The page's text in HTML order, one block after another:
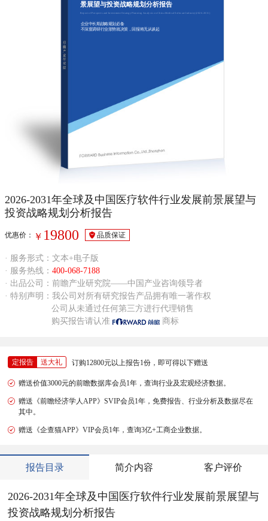
景展望与投资战略规划分析报告
Report of Prospects and Investment Strategy Planning Analysis on China Medical Software Industry(2026-2031)
企业中长期战略规划必备
不深度调研行业形势就决策，回报将无从谈起
2026-2031年全球及中国医疗软件行业发展前景展望与
投资战略规划分析报告
优惠价： ￥ 19800 品质保证
· 服务形式：文本+电子版
· 服务热线： 400-068-7188
· 出品公司：前瞻产业研究院——中国产业咨询领导者
· 特别声明：我公司对所有研究报告产品拥有唯一著作权
公司从未通过任何第三方进行代理销售
购买报告请认准
商标
定报告 送大礼 订购12800元以上报告1份，即可得以下赠送
赠送价值3000元的前瞻数据库会员1年，查询行业及宏观经济数据。
赠送《前瞻经济学人APP》SVIP会员1年，免费报告、行业分析及数据尽在
其中。
赠送《企查猫APP》VIP会员1年，查询3亿+工商企业数据。
报告目录 简介内容 客户评价
2026-2031年全球及中国医疗软件行业发展前景展望与
投资战略规划分析报告